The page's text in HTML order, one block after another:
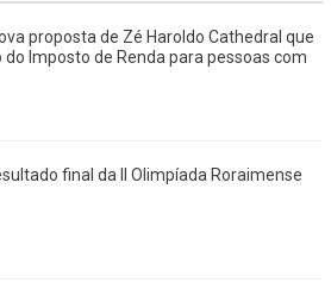
proposta de Zé Haroldo Cathedral que
do Imposto de Renda para pessoas com
final da II Olimpíada Roraimense